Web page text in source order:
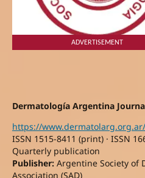
ADVERTISEMENT
Dermatología Argentina
https://www.dermatolarg.org.ar/
ISSN 1515-8411 (print) · ISSN
Quarterly publication
Publisher:Argentine Society of
Association (SAD)